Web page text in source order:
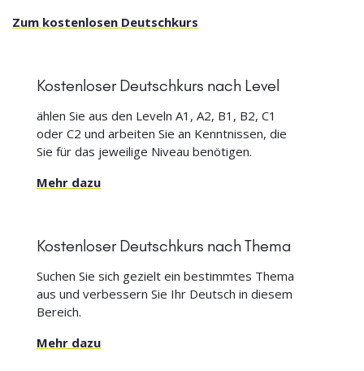
Zum kostenlosen Deutschkurs
Kostenloser Deutschkurs nach Level
ählen Sie aus den Leveln A1, A2, B1, B2, C1
oder C2 und arbeiten Sie an Kenntnissen, die
Sie für das jeweilige Niveau benötigen.
Mehr dazu
Kostenloser Deutschkurs nach Thema
Suchen Sie sich gezielt ein bestimmtes Thema
aus und verbessern Sie Ihr Deutsch in diesem
Bereich.
Mehr dazu